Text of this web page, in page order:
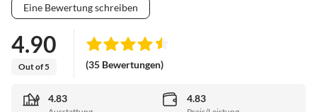
Eine Bewertung schreiben
4.90
Out of 5 (35 Bewertungen)
4.83 4.83